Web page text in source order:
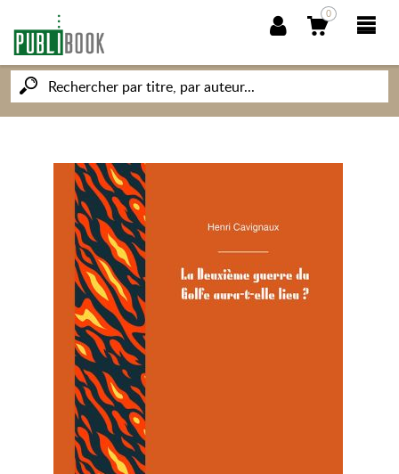
0
NOUVEAUTÉS
PUBLIBOOK
SOCIÉTÉ DES ÉCRIVAINS
CONNAISSANCES ET SAVOIRS
MON PETIT ÉDITEUR